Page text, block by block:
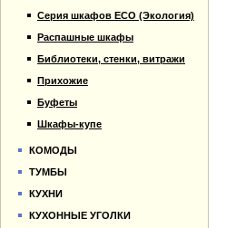
Серия шкафов ECO (Экология)
Распашные шкафы
Библиотеки, стенки, витражи
Прихожие
Буфеты
Шкафы-купе
КОМОДЫ
ТУМБЫ
КУХНИ
КУХОННЫЕ УГОЛКИ